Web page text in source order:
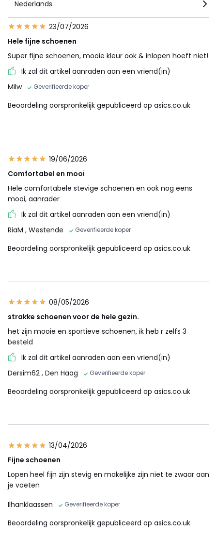
Nederlands
23/07/2026
Hele fijne schoenen
Super fijne schoenen, mooie kleur ook & inlopen hoeft niet!
Ik zal dit artikel aanraden aan een vriend(in)
Milw
Geverifieerde koper
Beoordeling oorspronkelijk gepubliceerd op asics.co.uk
19/06/2026
Comfortabel en mooi
Hele comfortabele stevige schoenen en ook nog eens
mooi, aanrader
Ik zal dit artikel aanraden aan een vriend(in)
RiaM , Westende Geverifieerde koper
Beoordeling oorspronkelijk gepubliceerd op asics.co.uk
08/05/2026
strakke schoenen voor de hele gezin.
het zijn mooie en sportieve schoenen, ik heb r zelfs 3
besteld
Ik zal dit artikel aanraden aan een vriend(in)
Dersim62 , Den Haag Geverifieerde koper
Beoordeling oorspronkelijk gepubliceerd op asics.co.uk
13/04/2026
Fijne schoenen
Lopen heel fijn zijn stevig en makelijke zijn niet te zwaar aan
je voeten
Ilhanklaassen
Geverifieerde koper
Beoordeling oorspronkelijk gepubliceerd op asics.co.uk